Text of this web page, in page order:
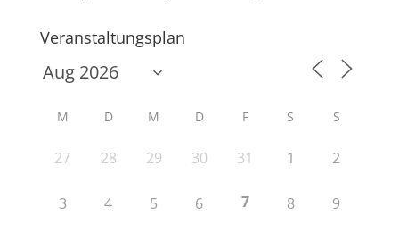
Veranstaltungsplan
M D M D F S S
27 28 29 30 31 1 2
3 4 5 6 7 8 9